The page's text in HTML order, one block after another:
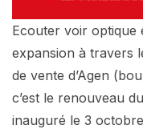
Ecouter voir optique
expansion à travers
de vente d’Agen
c’est le renouveau
inauguré le 3